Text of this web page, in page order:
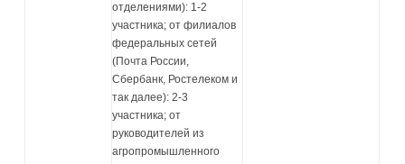
отделениями): 1-2
участника; от филиалов
федеральных сетей
(Почта России,
Сбербанк, Ростелеком и
так далее): 2-3
участника; от
руководителей из
агропромышленного